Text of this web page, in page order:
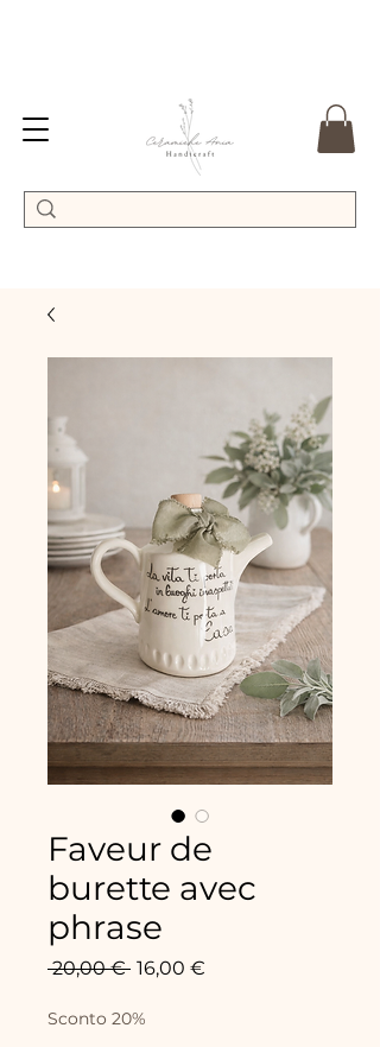
Faveur de
burette avec
phrase
20,00 € Prix
16,00 €
Sconto 20%